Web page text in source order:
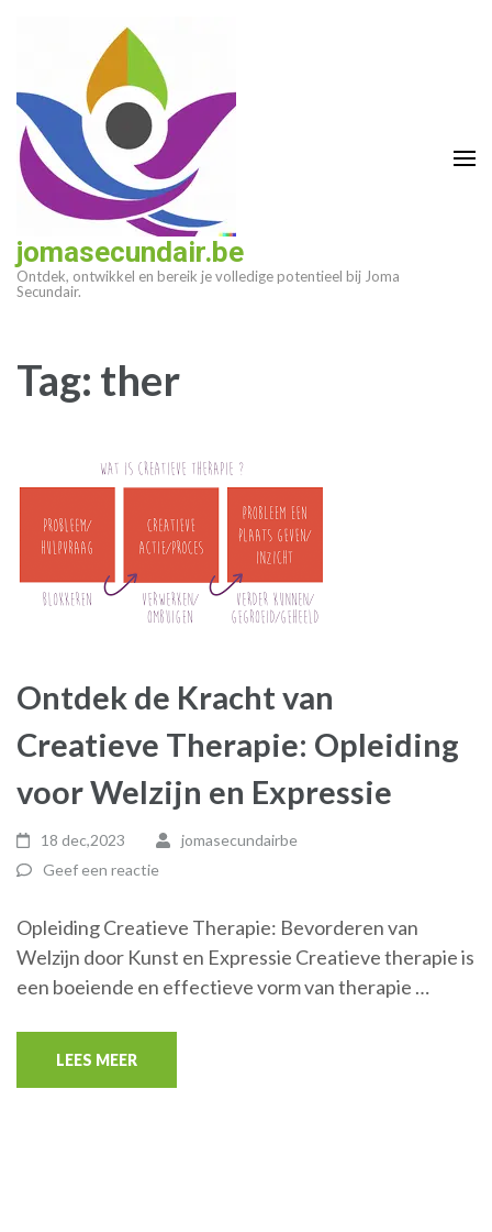
(druk
enter)
jomasecundair.be
Ontdek, ontwikkel en bereik je volledige potentieel bij Joma
Secundair.
Tag: ther
Ontdek de Kracht van
Creatieve Therapie: Opleiding
voor Welzijn en Expressie
18 dec,2023
jomasecundairbe
Geef een reactie
Opleiding Creatieve Therapie: Bevorderen van
Welzijn door Kunst en Expressie Creatieve therapie is
een boeiende en effectieve vorm van therapie …
LEES MEER